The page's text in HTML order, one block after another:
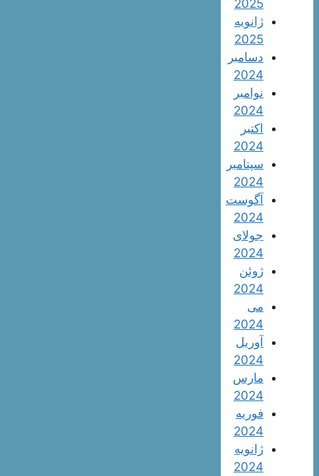
2025
ژانویه
2025
دسامبر
2024
نوامبر
2024
اکتبر
2024
سپتامبر
2024
آگوست
2024
جولای
2024
ژوئن
2024
می
2024
آوریل
2024
مارس
2024
فوریه
2024
ژانویه
2024